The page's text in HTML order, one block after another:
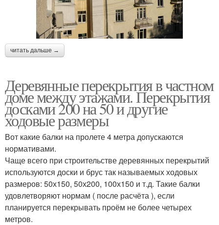
читать дальше →
Деревянные перекрытия в частном
доме между этажами. Перекрытия
досками 200 на 50 и другие
ходовые размеры
Вот какие балки на пролете 4 метра допускаются
нормативами.
Чаще всего при строительстве деревянных перекрытий
используются доски и брус так называемых ходовых
размеров: 50х150, 50х200, 100х150 и т.д. Такие балки
удовлетворяют нормам ( после расчёта ), если
планируется перекрывать проём не более четырех
метров.